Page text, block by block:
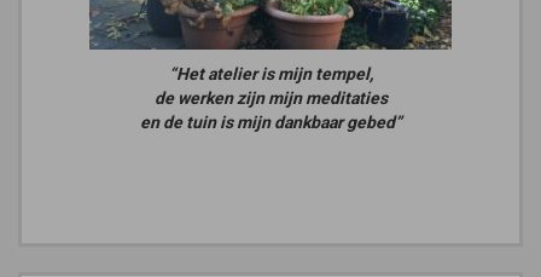
“Het atelier is mijn tempel,
de werken zijn mijn meditaties
en de tuin is mijn dankbaar gebed”